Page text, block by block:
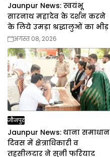
Jaunpur News: स्वयंभू
सारनाथ महादेव के दर्शन करने
के लिये उमड़ा श्रद्धालुओं का भीड़
अगस्त 08, 2026
जौनपुर
Jaunpur News: थाना समाधान
दिवस में क्षेत्राधिकारी व
तहसीलदार ने सुनी फरियाद